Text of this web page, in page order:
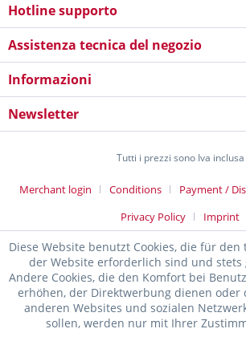
Hotline supporto
Assistenza tecnica del negozio
Informazioni
Newsletter
Tutti i prezzi sono Iva inclusa
Merchant login Conditions Payment /
Privacy Policy
Imprint
Diese Website benutzt Cookies, die für
der Website erforderlich sind und stets
Andere Cookies, die den Komfort bei
erhöhen, der Direktwerbung dienen oder
anderen Websites und sozialen
sollen, werden nur mit Ihrer